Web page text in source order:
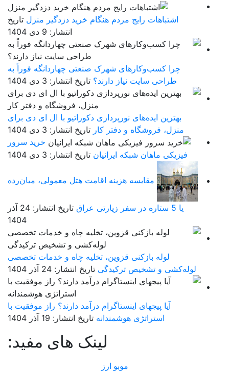
اشتباهات رایج مردم هنگام خرید دزدگیر منزل تاریخ
انتشار: 9 دی 1404
چرا کسب‌وکارهای شهرک صنعتی چهاردانگه فوراً به
طراحی سایت نیاز دارند؟ تاریخ انتشار: 3 دی 1404
بهترین ایده‌های نورپردازی دکوراتیو با ال ای دی برای
منزل، فروشگاه و دفتر کار تاریخ انتشار: 3 دی 1404
خرید سرور
فیزیکی ماهان شبکه ایرانیان تاریخ انتشار: 3 دی 1404
مقایسه هزینه اقامت هتل معمولی، میان‌رده
تاریخ انتشار: 24 آذر
1404
لوله بازکنی قزوین، تخلیه چاه و خدمات تخصصی
لوله‌کشی و تشخیص ترکیدگی تاریخ انتشار: 24 آذر 1404
آیا پیجهای اینستاگرام درآمد دارند؟ راز موفقیت با
استراتژی هوشمندانه تاریخ انتشار: 19 آذر 1404
لینک های مفید:
موبو ارز